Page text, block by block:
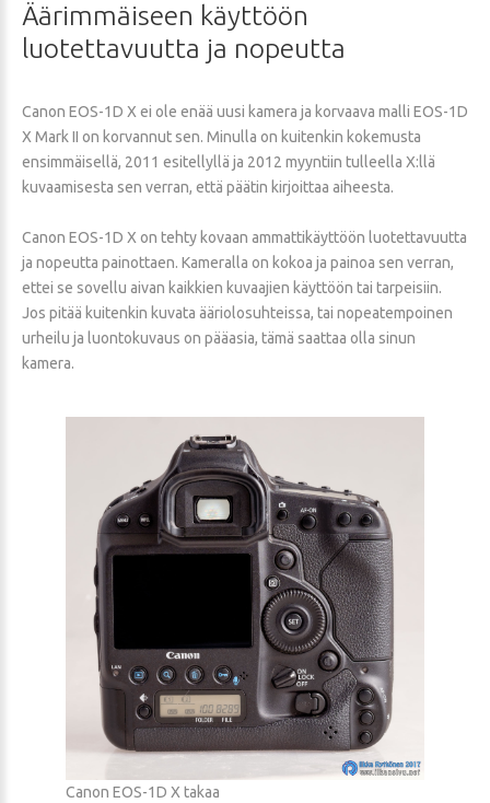
Äärimmäiseen käyttöön
luotettavuutta ja nopeutta
Canon EOS-1D X ei ole enää uusi kamera ja korvaava malli EOS-1D
X Mark II on korvannut sen. Minulla on kuitenkin kokemusta
ensimmäisellä, 2011 esitellyllä ja 2012 myyntiin tulleella X:llä
kuvaamisesta sen verran, että päätin kirjoittaa aiheesta.
Canon EOS-1D X on tehty kovaan ammattikäyttöön luotettavuutta
ja nopeutta painottaen. Kameralla on kokoa ja painoa sen verran,
ettei se sovellu aivan kaikkien kuvaajien käyttöön tai tarpeisiin.
Jos pitää kuitenkin kuvata ääriolosuhteissa, tai nopeatempoinen
urheilu ja luontokuvaus on pääasia, tämä saattaa olla sinun
kamera.
Canon EOS-1D X takaa